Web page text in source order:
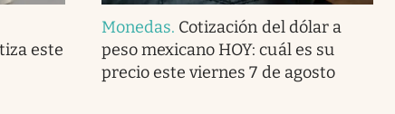
este
Monedas. Cotización del dólar a
peso mexicano HOY: cuál es su
precio este viernes 7 de agosto